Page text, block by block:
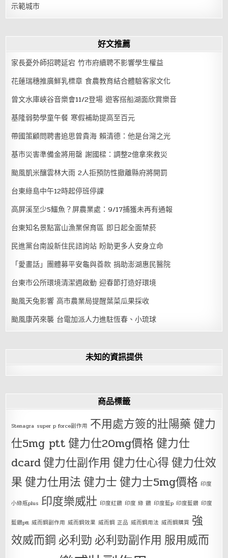
示範城市
好文推薦
家長憂外師招聘延宕 竹市府續聘不影響學生權益
花蓮瑞穗推廣鮮乳標章 食農教育結合體驗客家文化
曾文水庫峽谷音樂會11/2登場 遊客搭船湖面欣賞樂音
基隆弱勢學童午餐 寒假補助提高至百元
帶國策顧問聘書追思曾貴海 賴清德：他是台灣之光
基市災害準備金將用罄 謝國樑：調整2億拿來救災
颱風凱米釀雲林大雨 2人拒預防性撤離縣府將開罰
台東綠島中午12時起停班停課
高屏溪至少5鱷魚？屏農業處：9/17捕獲未再有通報
台東知名景點富山漁業保育區 即日起全面禁菸
民進黨台南設新住民諮詢站 盼助更多人安身立命
「愛畫話」團體募平安龜與善款 捐助澎湖惠民醫院
台東市公所環境清潔週啟動 迎春節打造好環境
颱風天兔影響 高市農業局提醒葉菜瓜果採收
颱風康芮來襲 台電加派人力進駐恆春、小琉球
未知的資訊提供
商品標籤
Stenagra super p force副作用 不用處方簽的壯陽藥健力
仕5mg ptt健力仕20mg價格健力仕
dcard健力仕副作用 健力仕心得健力仕效
果健力仕用法健力士健力士5mg價格 印度
小綠瓶plus 印度樂威壯 印度紅鑽 印度 綠 鑽 印度藍p 印度藍鑽 印度
藍鑽ptt 威而鋼副作用 威而鋼效果 威而鋼 正品 威而鋼用法 威而鋼購買 強
效威而鋼 必利勁 必利勁副作用 服用威而